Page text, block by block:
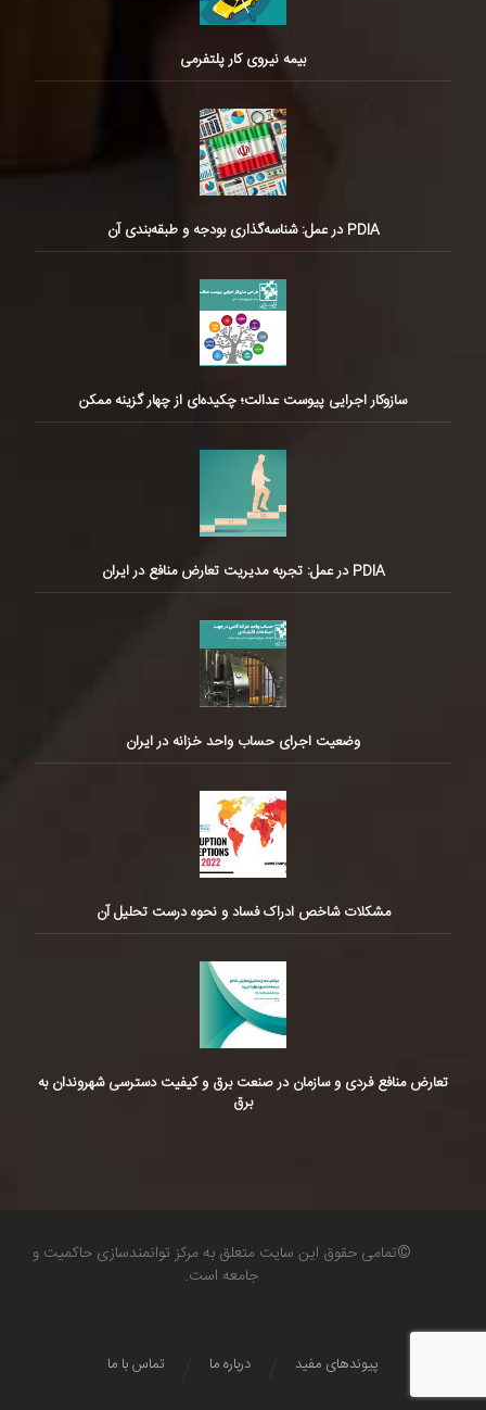
بیمه نیروی کار پلتفرمی
PDIA در عمل: شناسه‌گذاری بودجه و طبقه‌بندی آن
سازوکار اجرایی پیوست عدالت؛ چکیده‌ای از چهار گزینه ممکن
PDIA در عمل: تجربه مدیریت تعارض منافع در ایران
وضعیت اجرای حساب واحد خزانه در ایران
مشکلات شاخص ادراک فساد و نحوه درست تحلیل آن
تعارض منافع فردی و سازمان در صنعت برق و کیفیت دسترسی شهروندان به
برق
©تمامی حقوق این سایت متعلق به مرکز توانمندسازی حاکمیت و
جامعه است.
تماس با ما درباره ما پیوندهای مفید